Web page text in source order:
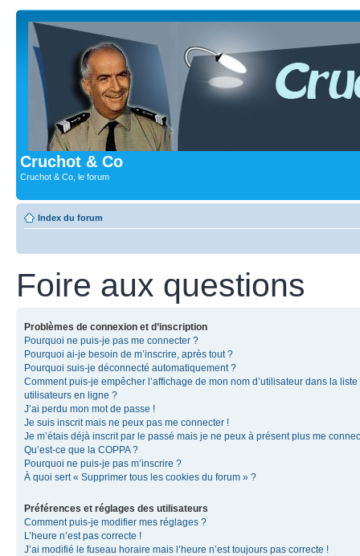
Cruchot & Co
Cruchot & Co, le forum
Index du forum
Foire aux questions
Problèmes de connexion et d’inscription
Pourquoi ne puis-je pas me connecter ?
Pourquoi ai-je besoin de m’inscrire, après tout ?
Pourquoi suis-je déconnecté automatiquement ?
Comment puis-je empêcher l’affichage de mon nom d’utilisateur dans la liste
utilisateurs en ligne ?
J’ai perdu mon mot de passe !
Je suis inscrit mais ne peux pas me connecter !
Je m’étais déjà inscrit par le passé mais je ne peux à présent plus me
Qu’est-ce que la COPPA ?
Pourquoi ne puis-je pas m’inscrire ?
À quoi sert « Supprimer tous les cookies du forum » ?
Préférences et réglages des utilisateurs
Comment puis-je modifier mes réglages ?
L’heure n’est pas correcte !
J’ai modifié le fuseau horaire mais l’heure n’est toujours pas correcte !